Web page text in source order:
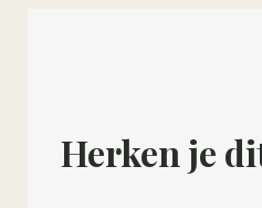
Herken je